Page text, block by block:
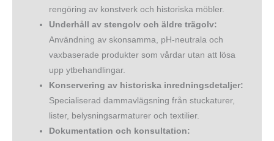
rengöring av konstverk och historiska möbler.
Underhåll av stengolv och äldre trägolv:
Användning av skonsamma, pH-neutrala och
vaxbaserade produkter som vårdar utan att lösa
upp ytbehandlingar.
Konservering av historiska inredningsdetaljer:
Specialiserad dammavlägsning från stuckaturer,
lister, belysningsarmaturer och textilier.
Dokumentation och konsultation: